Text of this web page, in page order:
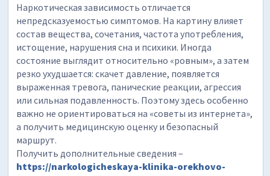
Наркотическая зависимость отличается
непредсказуемостью симптомов. На картину влияет
состав вещества, сочетания, частота употребления,
истощение, нарушения сна и психики. Иногда
состояние выглядит относительно «ровным», а затем
резко ухудшается: скачет давление, появляется
выраженная тревога, панические реакции, агрессия
или сильная подавленность. Поэтому здесь особенно
важно не ориентироваться на «советы из интернета»,
а получить медицинскую оценку и безопасный
маршрут.
Получить дополнительные сведения –
https://narkologicheskaya-klinika-orekhovo-